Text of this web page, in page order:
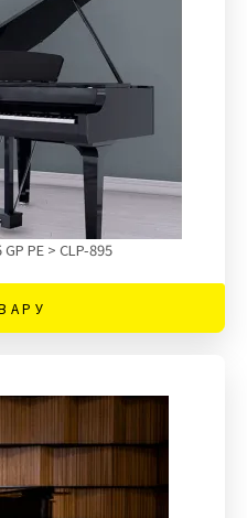
PE > CLP-895